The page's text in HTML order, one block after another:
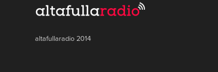
altafullaradio 2014